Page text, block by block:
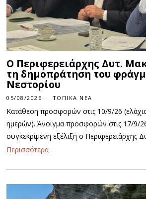
Ο Περιφερειάρχης Δυτ.
τη δημοπράτηση του
Νεστορίου
05/08/2026 ΤΟΠΙΚΆ ΝΈΑ
Κατάθεση προσφορών στις 10/9/26
ημερών). Άνοιγμα προσφορών στις 17/9/
συγκεκριμένη εξέλιξη ο Περιφερειάρχης
Περισσότερα